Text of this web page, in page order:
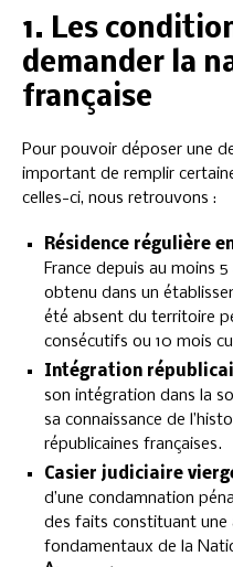
1. Les
demander la
française
Pour pouvoir déposer une
important de remplir
celles-ci, nous retrouvons :
Résidence régulière
France depuis au moins
obtenu dans un
été absent du territoire
consécutifs ou 10 mois
Intégration
son intégration dans la
sa connaissance de
républicaines françaises.
Casier judiciaire
d’une condamnation
des faits constituant
fondamentaux de la